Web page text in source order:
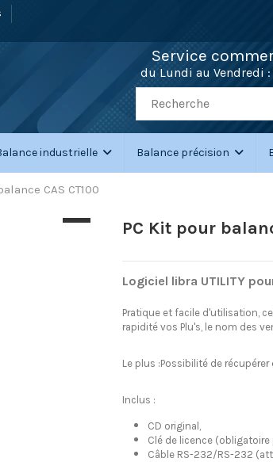
Service
du Lundi au Vendredi :
industrielle Balance précision
CAS CT100
PC Kit pour
Logiciel libra UTILITY
Pratique et facile d'utilisation,
rapidité vos Plu's, le nom des
Le plus :Possibilité de
Inclus :
CD original,
Clé de licence
Câble RS-232/RS-232